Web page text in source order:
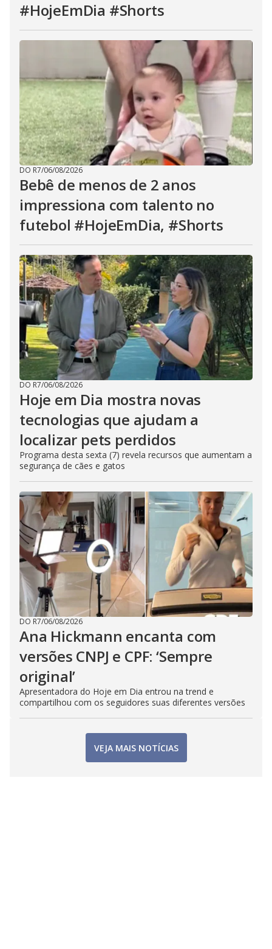
#HojeEmDia #Shorts
DO R7/06/08/2026
Bebê de menos de 2 anos
impressiona com talento no
futebol #HojeEmDia, #Shorts
DO R7/06/08/2026
Hoje em Dia mostra novas
tecnologias que ajudam a
localizar pets perdidos
Programa desta sexta (7) revela recursos que aumentam a
segurança de cães e gatos
DO R7/06/08/2026
Ana Hickmann encanta com
versões CNPJ e CPF: ‘Sempre
original’
Apresentadora do Hoje em Dia entrou na trend e
compartilhou com os seguidores suas diferentes versões
VEJA MAIS NOTÍCIAS